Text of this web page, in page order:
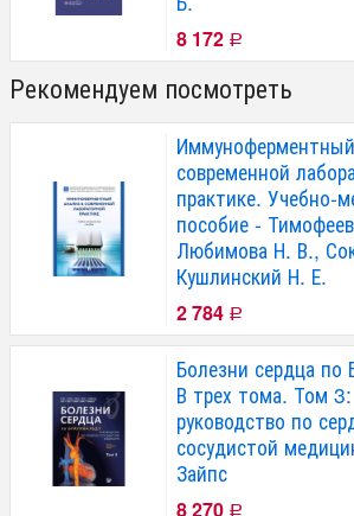
8 172 Р
Рекомендуем посмотреть
современной
практике. Учебно-
пособие -
Любимова Н. В.,
Кушлинский Н. Е.
2 784 Р
Болезни сердца по
В трех тома. Том 3:
руководство по
сосудистой
Зайпс
8 270 Р